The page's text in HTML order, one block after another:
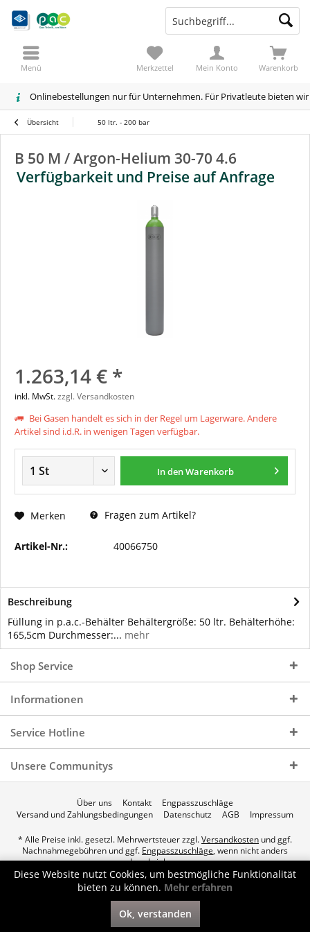
Onlinebestellungen nur für Unternehmen. Für Privatleute bieten
Warenkorb
Merkzettel Mein Konto
Menü
Übersicht 50 ltr. - 200 bar
B 50 M / Argon-Helium 30-70 4.6
Verfügbarkeit und Preise auf Anfrage
1.263,14 € *
inkl. MwSt.zzgl. Versandkosten
Bei Gasen handelt es sich in der Regel um Lagerware. Andere
Artikel sind i.d.R. in wenigen Tagen verfügbar.
In denWarenkorb
Merken Fragen zum Artikel?
Artikel-Nr.: 40066750
Beschreibung
Füllung in p.a.c.-Behälter Behältergröße: 50 ltr. Behälterhöhe:
165,5cm Durchmesser:... mehr
Shop Service
Informationen
Service Hotline
Unsere Communitys
Über uns Kontakt
Engpasszuschläge
Versand und Zahlungsbedingungen
Datenschutz AGB Impressum
* Alle Preise inkl. gesetzl. Mehrwertsteuer zzgl.Versandkosten und ggf.
Nachnahmegebühren und ggf. Engpasszuschläge, wenn nicht anders
beschrieben.
© 2026 p.a.c. Gasservice GmbH - All Rights Reserved. Theme by
ThemeWare®
Diese Website nutzt Cookies, um bestmögliche Funktionalität
bieten zu können. Mehr erfahren
Ok, verstanden